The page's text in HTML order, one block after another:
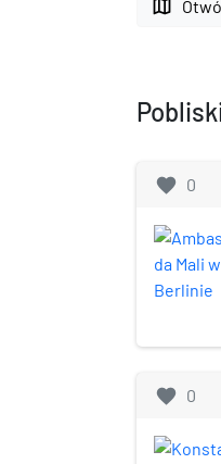
map
favorite 0
favorite 0